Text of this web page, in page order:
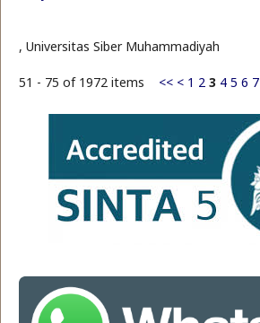
, Universitas Siber Muhammadiyah
51 - 75 of 1972 items << < 1 2 3 4 5 6 7